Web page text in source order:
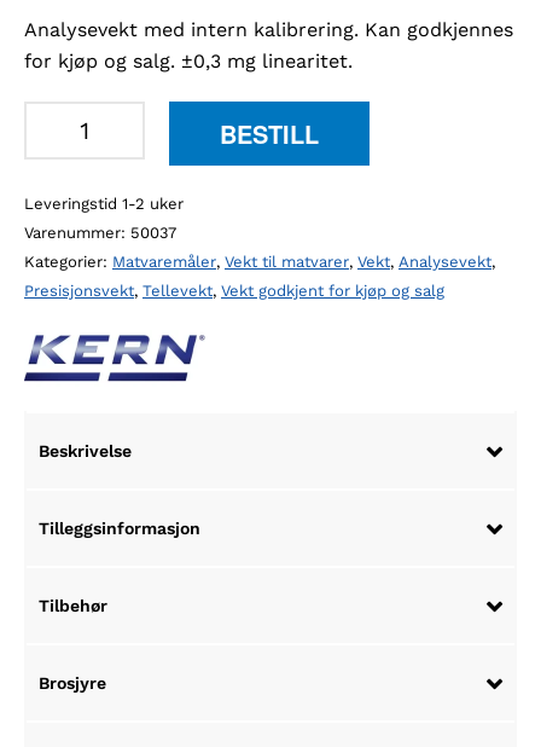
Analysevekt med intern kalibrering. Kan godkjennes
for kjøp og salg. ±0,3 mg linearitet.
4NM
analysevekt
antall
BESTILL
Leveringstid 1-2 uker
Varenummer: 50037
Kategorier: Matvaremåler, Vekt til matvarer, Vekt, Analysevekt,
Presisjonsvekt, Tellevekt, Vekt godkjent for kjøp og salg
Beskrivelse
Tilleggsinformasjon
Tilbehør
Brosjyre